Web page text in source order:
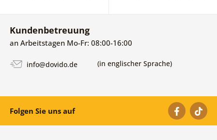
Kundenbetreuung
an Arbeitstagen Mo-Fr: 08:00-16:00
info@dovido.de (in englischer Sprache)
Folgen Sie uns auf